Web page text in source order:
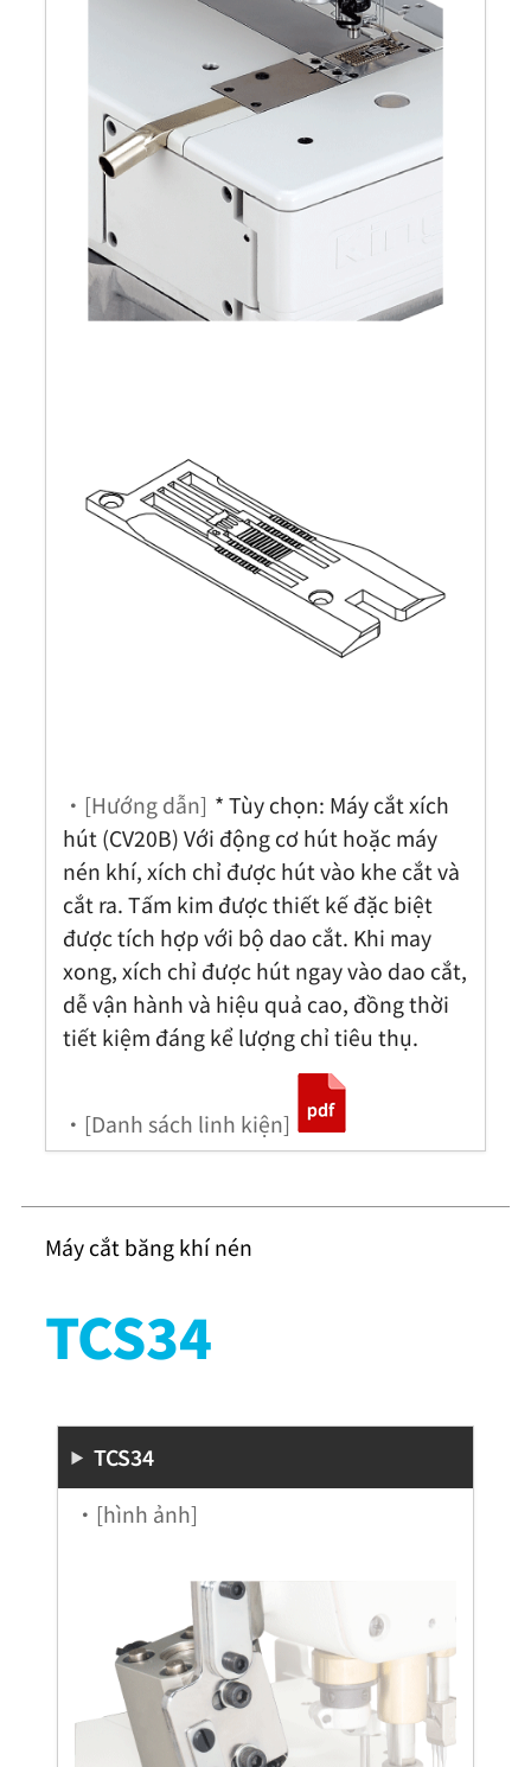
・[Hướng dẫn] * Tùy chọn: Máy cắt xích
hút (CV20B) Với động cơ hút hoặc máy
nén khí, xích chỉ được hút vào khe cắt và
cắt ra. Tấm kim được thiết kế đặc biệt
được tích hợp với bộ dao cắt. Khi may
xong, xích chỉ được hút ngay vào dao cắt,
dễ vận hành và hiệu quả cao, đồng thời
tiết kiệm đáng kể lượng chỉ tiêu thụ.
・[Danh sách linh kiện]
Máy cắt băng khí nén
TCS34
TCS34
・[hình ảnh]